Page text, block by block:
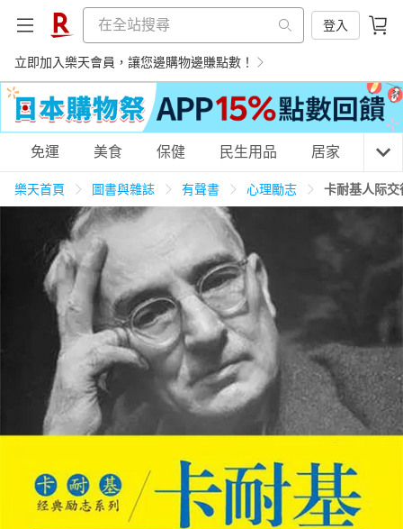
登入
立即加入樂天會員，讓您邊購物邊賺點數！
購物網分類
天天免運 養生保健
居家生活 3C家電 運動休閒 親子玩具
女裝 化妝保養 情趣用品
電子/紙本書
HOT
免運 美食 保健 民生用品 居家 3C
樂天首頁 圖書與雜誌 有聲書 心理勵志 卡耐基人际